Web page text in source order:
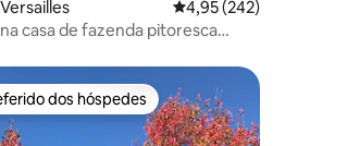
4,95 de uma avaliação
4,95 (242)
casa de fazenda pitoresca
os melhores preferidos dos hóspedes
dos hóspedes